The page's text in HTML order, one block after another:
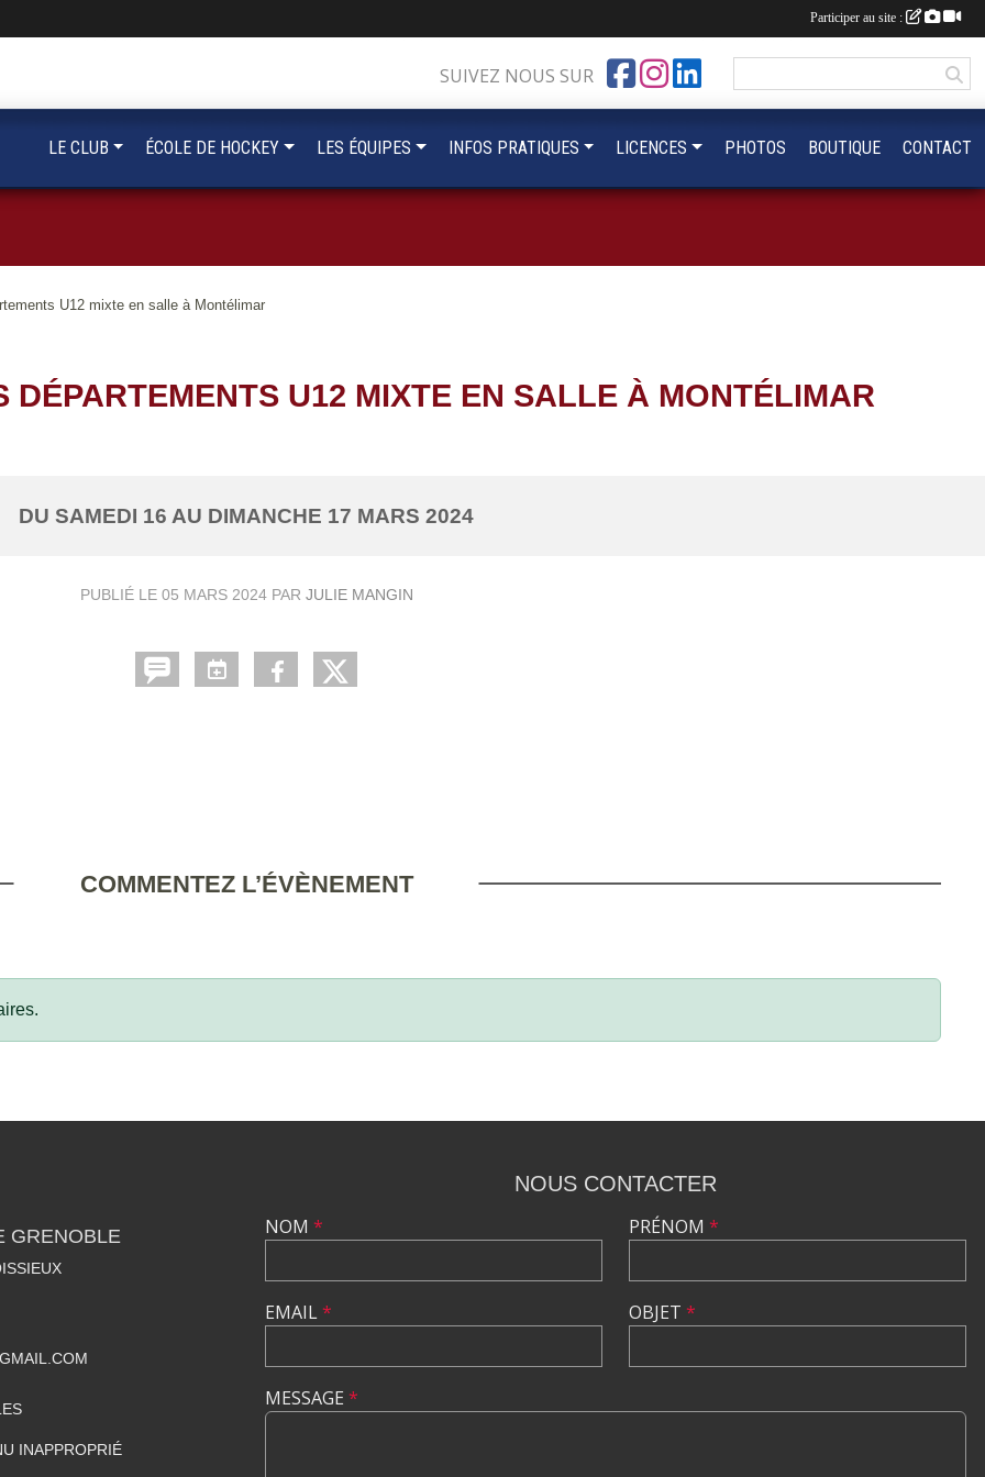
U12 mixte en salle à Montélimar
DÉPARTEMENTS U12 MIXTE EN SALLE À MONTÉLIMAR
DU SAMEDI 16 AU DIMANCHE 17 MARS 2024
PUBLIÉ LE 05 MARS 2024PAR JULIE MANGIN
COMMENTEZ L’ÉVÈNEMENT
SUIVEZ NOUS SUR
LE CLUB ÉCOLE DE HOCKEY LES ÉQUIPES INFOS PRATIQUES LICENCES PHOTOS BOUTIQUE CONTACT
GRENOBLE
INAPPROPRIÉ
NOUS CONTACTER
NOM *
EMAIL*
PRÉNOM *
OBJET *
MESSAGE *
Participer au site :